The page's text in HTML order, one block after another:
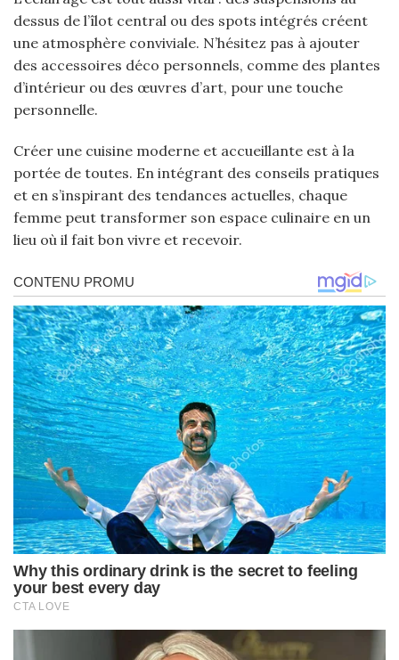
dessus de l’îlot central ou des spots intégrés créent
une atmosphère conviviale. N’hésitez pas à ajouter
des accessoires déco personnels, comme des plantes
d’intérieur ou des œuvres d’art, pour une touche
personnelle.
Créer une cuisine moderne et accueillante est à la
portée de toutes. En intégrant des conseils pratiques
et en s’inspirant des tendances actuelles, chaque
femme peut transformer son espace culinaire en un
lieu où il fait bon vivre et recevoir.